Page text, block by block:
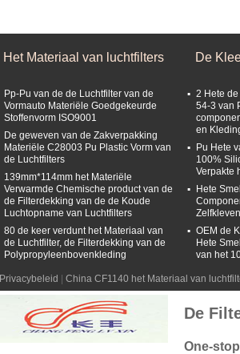
Het Materiaal van luchtfilters
Pp-Pu van de de Luchtfilter van de
Vormauto Materiële Goedgekeurde
Stoffenvorm ISO9001
De geweven van de Zakverpakking
Materiële C28003 Pu Plastic Vorm van
de Luchtfilters
139mm*114mm het Materiële
Verwarmde Chemische product van de
de Filterdekking van de de Koude
Luchtopname van Luchtfilters
80 de keer verdunt het Materiaal van
de Luchtfilter, de Filterdekking van de
Polypropyleenbovenkleding
De
2 Hete
54-3 van
en
Pu Hete
100%
Verpakte
Hete
OEM de
Hete
van het
Privacybeleid China CF1140 het Materiaal van
De
One-